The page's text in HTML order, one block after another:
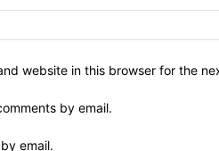
website in this browser for the
by email.
email.